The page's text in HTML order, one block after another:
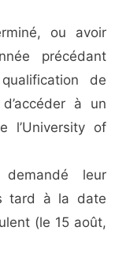
ou avoir
précédant
de
à un
l’University of
leur
tard à la date
(le 15 août,